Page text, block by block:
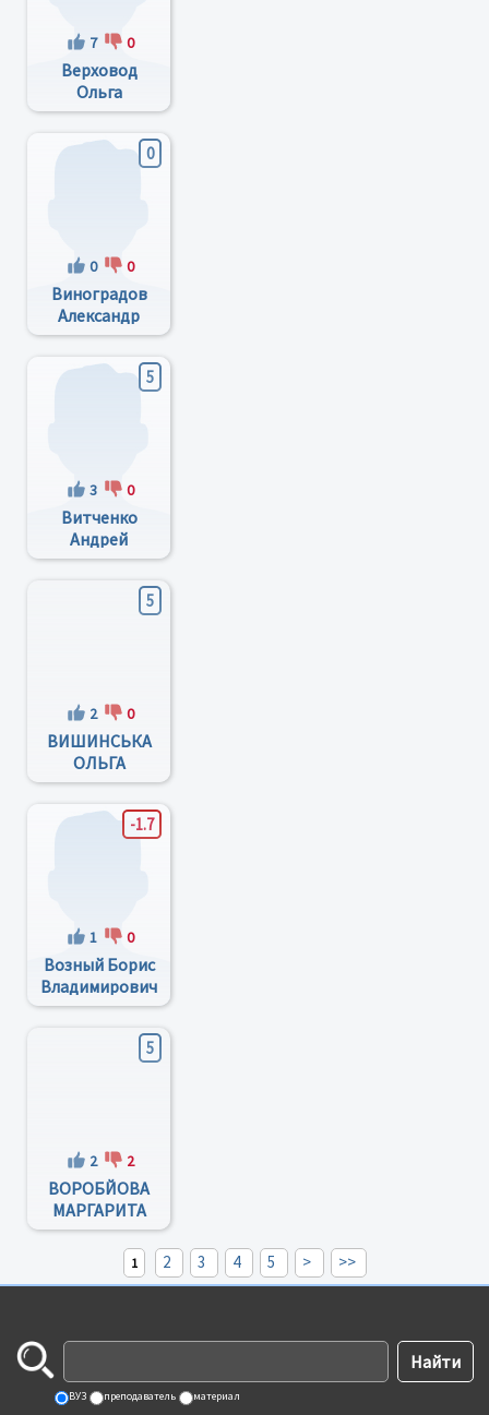
7 0
Верховод
Ольга
Викторовна
0
0 0
Виноградов
Александр
Анатольевич
5
3 0
Витченко
Андрей
Александрович
5
2 0
ВИШИНСЬКА
ОЛЬГА
МИКОЛАЇВНА
-1.7
1 0
Возный Борис
Владимирович
5
2 2
ВОРОБЙОВА
МАРГАРИТА
ВІКТОРІВНА
1 2 3 4 5 > >>
ВУЗ преподаватель материал